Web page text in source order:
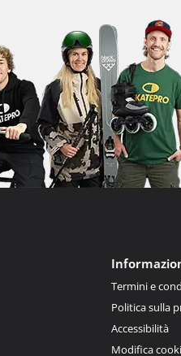
Termini e
Politica sulla
Accessibilità
Modifica